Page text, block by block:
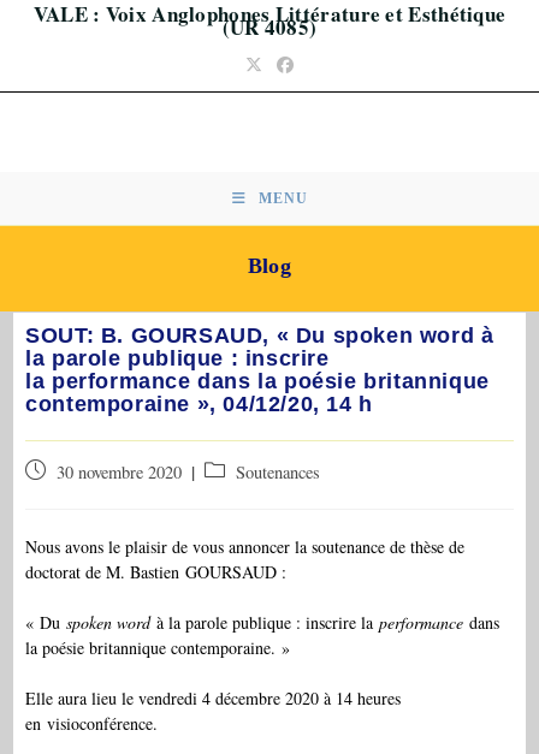
VALE : Voix Anglophones Littérature et Esthétique
(UR 4085)
MENU
Blog
SOUT: B. GOURSAUD, « Du spoken word à
la parole publique : inscrire
la performance dans la poésie britannique
contemporaine », 04/12/20, 14 h
Publication
30 novembre 2020
Post Soutenances
Nous avons le plaisir de vous annoncer la soutenance de thèse de
doctorat de M. Bastien GOURSAUD :
« Duspoken wordà la parole publique : inscrire laperformance dans
la poésie britannique contemporaine. »
Elle aura lieu le vendredi 4 décembre 2020 à 14 heures
en visioconférence.